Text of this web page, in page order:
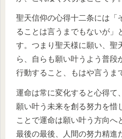
聖天信仰の心得十二条には「
ることは言うまでもないが」
す。つまり聖天様に願い、聖
ら、自らも願い叶うよう普段
行動すること、もはや言うま
運命は常に変化すると心得て
願い叶う未来を創る努力を惜
ことで運命は願い叶う方向へ
最後の最後、人間の努力精進